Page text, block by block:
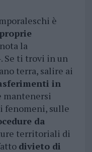
è
la
Se ti trovi in un
terra, salire ai
in
mantenersi
fenomeni, sulle
da
territoriali di
divieto di